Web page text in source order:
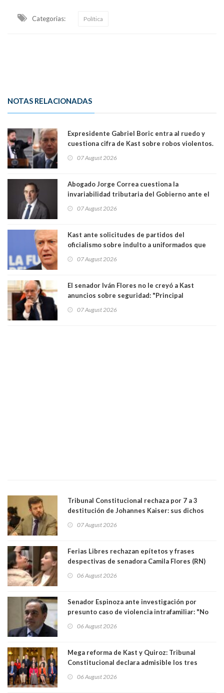
Categorias: Política
NOTAS RELACIONADAS
Expresidente Gabriel Boric entra al ruedo y
cuestiona cifra de Kast sobre robos violentos.
07 August 2026
Abogado Jorge Correa cuestiona la
invariabilidad tributaria del Gobierno ante el
democracia” y "defendemos la alternancia en el
07 August 2026
Kast ante solicitudes de partidos del
oficialismo sobre indulto a uniformados que
07 August 2026
El senador Iván Flores no le creyó a Kast
anuncios sobre seguridad: "Principal
perseguir ruta del dinero y levantar secreto
07 August 2026
Tribunal Constitucional rechaza por 7 a 3
destitución de Johannes Kaiser: sus dichos
justicia constitucional porque no es diputado
07 August 2026
Ferias Libres rechazan epítetos y frases
despectivas de senadora Camila Flores (RN)
06 August 2026
Senador Espinoza ante investigación por
presunto caso de violencia intrafamiliar: "No
antecedentes a Tribunal Supremo
06 August 2026
Mega reforma de Kast y Quiroz: Tribunal
Constitucional declara admisible los tres
06 August 2026